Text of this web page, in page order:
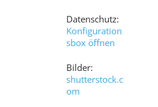
Datenschutz:
Konfiguration
sbox öffnen
Bilder:
shutterstock.c
om